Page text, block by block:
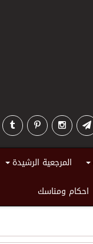
المرجعية الرشيدة
احكام ومناسك